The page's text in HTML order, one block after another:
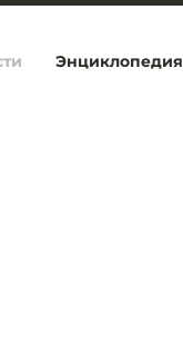
Энциклопедия